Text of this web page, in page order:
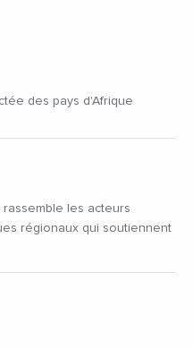
des pays d'Afrique
les acteurs
régionaux qui soutiennent